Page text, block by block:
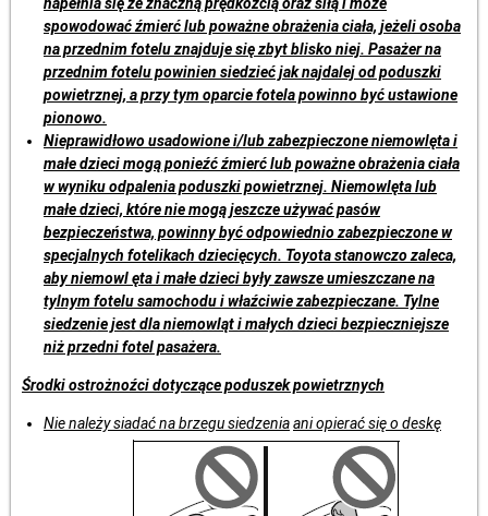
spowodować źmierć lub poważne obrażenia ciała, jeżeli osoba
na przednim fotelu znajduje się zbyt blisko niej. Pasażer na
przednim fotelu powinien siedzieć jak najdalej od poduszki
powietrznej, a przy tym oparcie fotela powinno być ustawione
pionowo.
Nieprawidłowo usadowione i/lub zabezpieczone niemowlęta i
małe dzieci mogą ponieźć źmierć lub poważne obrażenia ciała
w wyniku odpalenia poduszki powietrznej. Niemowlęta lub
małe dzieci, które nie mogą jeszcze używać pasów
bezpieczeństwa, powinny być odpowiednio zabezpieczone w
specjalnych fotelikach dziecięcych. Toyota stanowczo zaleca,
aby niemowl ęta i małe dzieci były zawsze umieszczane na
tylnym fotelu samochodu i właźciwie zabezpieczane. Tylne
siedzenie jest dla niemowląt i małych dzieci bezpieczniejsze
niż przedni fotel pasażera.
Środki ostrożnoźci dotyczące poduszek powietrznych
Nie należy siadać na brzegu siedzeniaani opierać się o deskę